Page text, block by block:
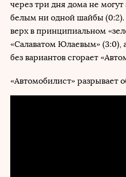
через три дня дома не
белым ни одной шайбы (0:2).
верх в принципиальном
«Салаватом Юлаевым» (3:0),
без вариантов сгорает
«Автомобилист» разрывает